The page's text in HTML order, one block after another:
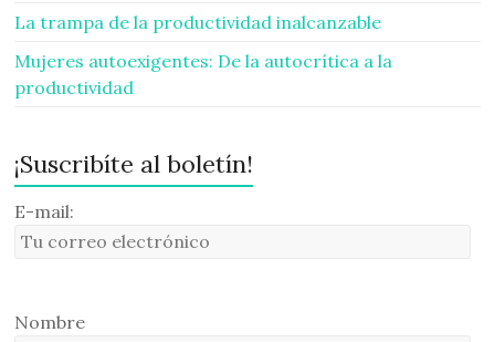
La trampa de la productividad inalcanzable
Mujeres autoexigentes: De la autocrítica a la
productividad
¡Suscribíte al boletín!
E-mail:
Nombre